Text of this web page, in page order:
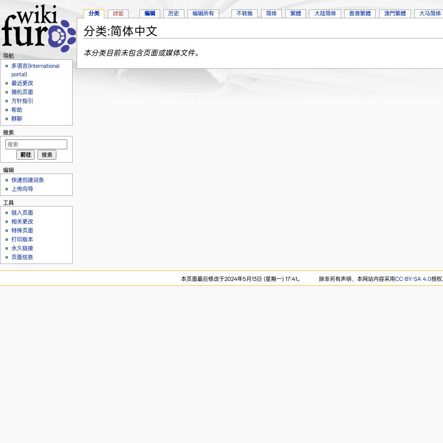
分类:简体中文
本分类目前未包含页面或媒体文件。
分类 讨论 编辑 历史 编辑所有 不转换 简体 繁體 大陆简体 香港繁體 澳門繁體 大马简体
导航
多语言(International
portal)
最近更改
随机页面
方针指引
帮助
群聊
搜索
编辑
快速创建词条
上传向导
工具
链入页面
相关更改
特殊页面
打印版本
永久链接
页面信息
本页面最后修改于2024年5月13日 (星期一) 17:41。 除非另有声明，本网站内容采用CC-BY-SA 4.0授权